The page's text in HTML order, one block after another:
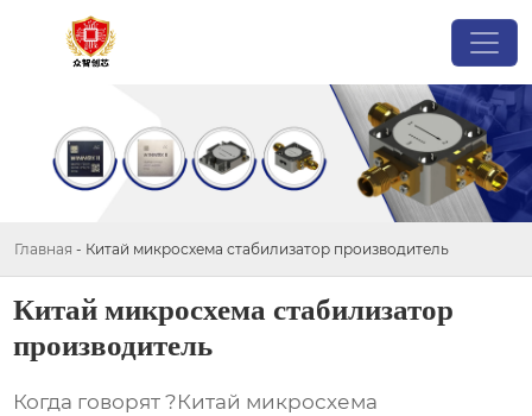
Главная - Китай микросхема стабилизатор производитель
Китай микросхема стабилизатор
производитель
Когда говорят ?Китай микросхема